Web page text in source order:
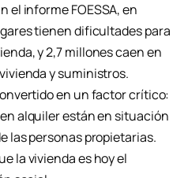
el informe FOESSA, en
tienen dificultades para
y 2,7 millones caen en
y suministros.
en un factor crítico:
alquiler están en situación
las personas propietarias.
la vivienda es hoy el